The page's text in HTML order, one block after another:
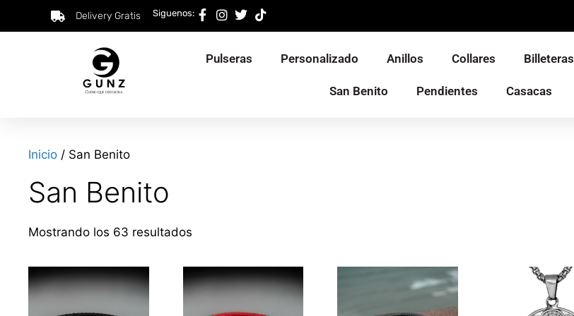
Delivery Gratis Siguenos:
Pulseras Personalizado Anillos Collares Billeteras
San Benito Pendientes Casacas
Inicio / San Benito
San Benito
Mostrando los 63 resultados